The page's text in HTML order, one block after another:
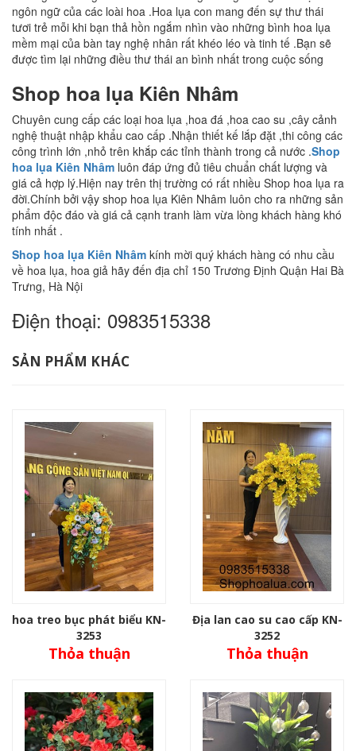
ngôn ngữ của các loài hoa .Hoa lụa con mang đến sự thư thái
tươi trẻ mỗi khi bạn thả hồn ngắm nhìn vào những bình hoa lụa
mềm mại của bàn tay nghệ nhân rất khéo léo và tinh tế .Bạn sẽ
được tìm lại những điều thư thái an bình nhất trong cuộc sống
Shop hoa lụa Kiên Nhâm
Chuyên cung cấp các loại hoa lụa ,hoa đá ,hoa cao su ,cây cảnh
nghệ thuật nhập khẩu cao cấp .Nhận thiết kế lắp đặt ,thi công các
công trình lớn ,nhỏ trên khắp các tỉnh thành trong cả nước .Shop
hoa lụa Kiên Nhâm luôn đáp ứng đủ tiêu chuẩn chất lượng và
giá cả hợp lý.Hiện nay trên thị trường có rất nhiều Shop hoa lụa ra
đời.Chính bởi vậy shop hoa lụa Kiên Nhâm luôn cho ra những sản
phẩm độc đáo và giá cả cạnh tranh làm vừa lòng khách hàng khó
tính nhất .
Shop hoa lụa Kiên Nhâm kính mời quý khách hàng có nhu cầu
về hoa lụa, hoa giả hãy đến địa chỉ 150 Trương Định Quận Hai Bà
Trưng, Hà Nội
Điện thoại: 0983515338
SẢN PHẨM KHÁC
hoa treo bục phát biểu KN-
3253
Thỏa thuận
Địa lan cao su cao cấp KN-
3252
Thỏa thuận